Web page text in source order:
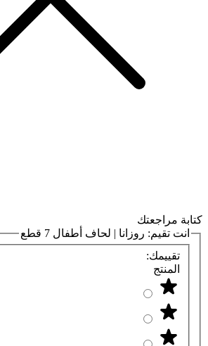
كتابة مراجعتك
انت تقيم: روزانا | لحاف أطفال 7 قطع
تقييمك:
المنتج